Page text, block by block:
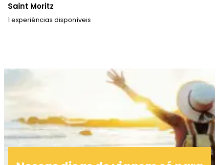
Saint Moritz
1 experiências disponíveis